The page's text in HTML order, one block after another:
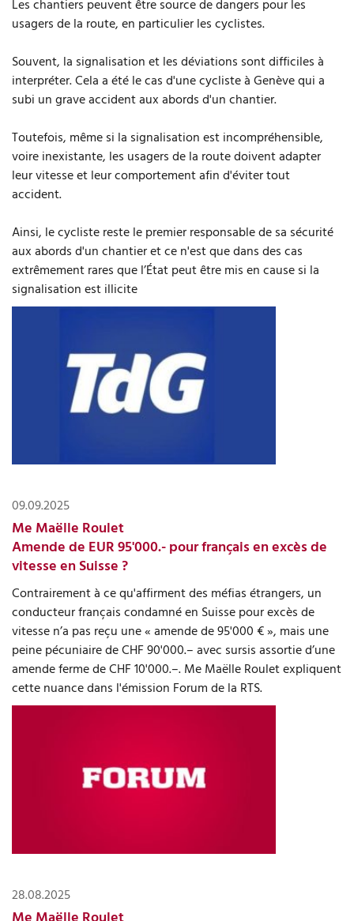
Les chantiers peuvent être source de dangers pour les
usagers de la route, en particulier les cyclistes.
Souvent, la signalisation et les déviations sont difficiles à
interpréter. Cela a été le cas d'une cycliste à Genève qui a
subi un grave accident aux abords d'un chantier.
Toutefois, même si la signalisation est incompréhensible,
voire inexistante, les usagers de la route doivent adapter
leur vitesse et leur comportement afin d'éviter tout
accident.
Ainsi, le cycliste reste le premier responsable de sa sécurité
aux abords d'un chantier et ce n'est que dans des cas
extrêmement rares que l’État peut être mis en cause si la
signalisation est illicite
09.09.2025
Me Maëlle Roulet
Amende de EUR 95'000.- pour français en excès de
vitesse en Suisse ?
Contrairement à ce qu'affirment des méfias étrangers, un
conducteur français condamné en Suisse pour excès de
vitesse n’a pas reçu une « amende de 95'000 € », mais une
peine pécuniaire de CHF 90'000.– avec sursis assortie d’une
amende ferme de CHF 10'000.–. Me Maëlle Roulet expliquent
cette nuance dans l'émission Forum de la RTS.
28.08.2025